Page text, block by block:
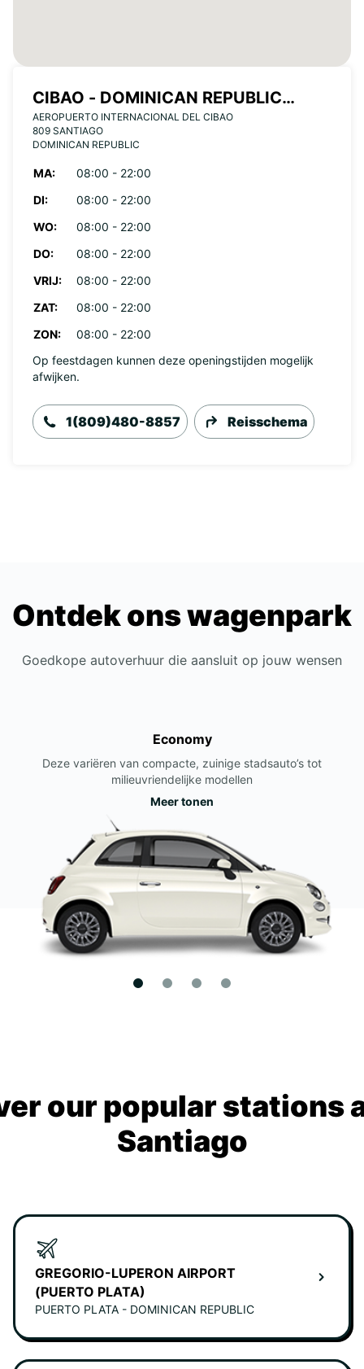
CIBAO - DOMINICAN REPUBLIC
AIRPORT (SANTIAGO)
AEROPUERTO INTERNACIONAL DEL CIBAO
809 SANTIAGO
DOMINICAN REPUBLIC
MA:
08:00 - 22:00
DI:
08:00 - 22:00
WO:
08:00 - 22:00
DO:
08:00 - 22:00
VRIJ:
08:00 - 22:00
ZAT:
08:00 - 22:00
ZON:
08:00 - 22:00
Op feestdagen kunnen deze openingstijden mogelijk
afwijken.
1(809)480-8857 Reisschema
Ontdek ons wagenpark
Goedkope autoverhuur die aansluit op jouw wensen
Economy
Deze variëren van compacte, zuinige stadsauto’s tot
milieuvriendelijke modellen
Meer tonen
our popular stations
Santiago
GREGORIO-LUPERON AIRPORT
(PUERTO PLATA)
PUERTO PLATA - DOMINICAN REPUBLIC